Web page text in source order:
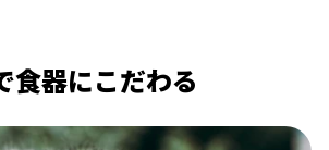
食器にこだわる